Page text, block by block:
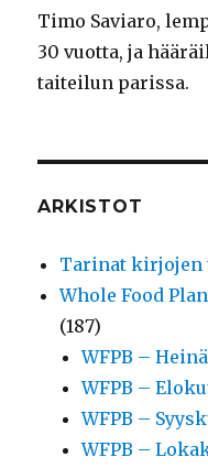
Timo Saviaro,
30 vuotta, ja
taiteilun parissa.
ARKISTOT
Tarinat kirjojen
Whole Food
(187)
WFPB –
WFPB –
WFPB –
WFPB –